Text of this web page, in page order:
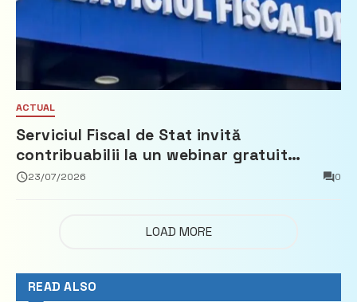
ACTUAL
Serviciul Fiscal de Stat invită
contribuabilii la un webinar gratuit
privind calculul impozitului pe bunurile
23/07/2026 0
LOAD MORE
READ ALSO